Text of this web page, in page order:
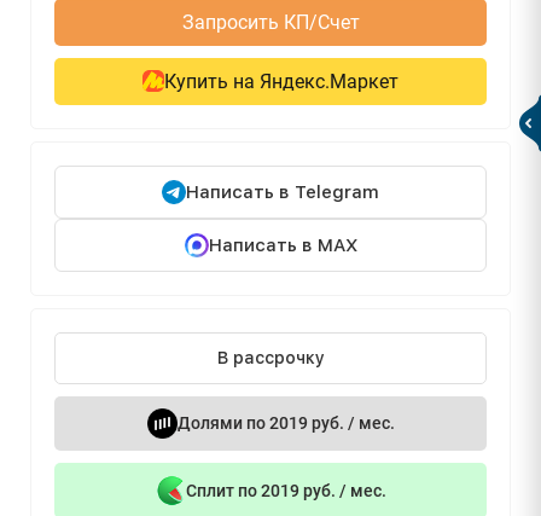
Запросить КП/Счет
Купить на Яндекс.Маркет
Написать в Telegram
Написать в MAX
В рассрочку
Долями по 2019 руб. / мес.
Сплит по 2019 руб. / мес.